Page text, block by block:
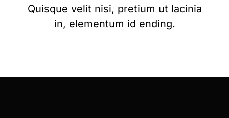
Quisque velit nisi, pretium ut lacinia
in, elementum id ending.